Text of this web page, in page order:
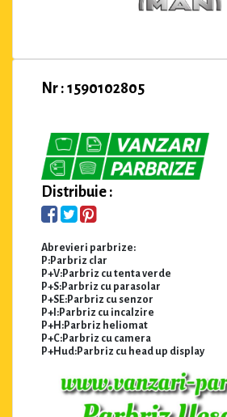
Nr : 1590102805
Distribuie :
Abrevieri parbrize:
P:Parbriz clar
P+V:Parbriz cu tenta verde
P+S:Parbriz cu parasolar
P+SE:Parbriz cu senzor
P+I:Parbriz cu incalzire
P+H:Parbriz heliomat
P+C:Parbriz cu camera
P+Hud:Parbriz cu head up display